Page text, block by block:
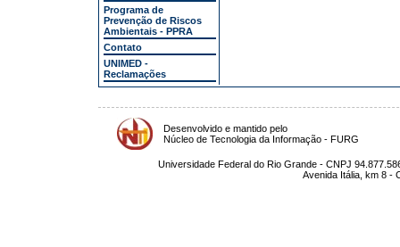
Programa de
Prevenção de Riscos
Ambientais - PPRA
Contato
UNIMED -
Reclamações
Desenvolvido e mantido pelo
Núcleo de Tecnologia da Informação - FURG
Universidade Federal do Rio Grande - CNPJ
Avenida Itália, km 8 -